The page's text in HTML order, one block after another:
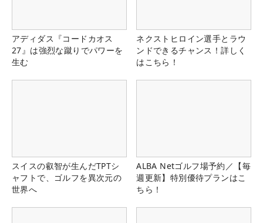
アディダス『コードカオス
27』は強烈な蹴りでパワーを
生む
ネクストヒロイン選手とラウ
ンドできるチャンス！詳しく
はこちら！
スイスの叡智が生んだTPTシ
ャフトで、ゴルフを異次元の
世界へ
ALBA Netゴルフ場予約／【毎
週更新】特別優待プランはこ
ちら！